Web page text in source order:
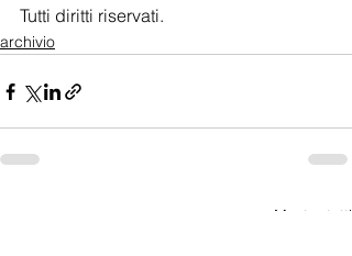
Tutti diritti riservati.
archivio
Mostra tutti